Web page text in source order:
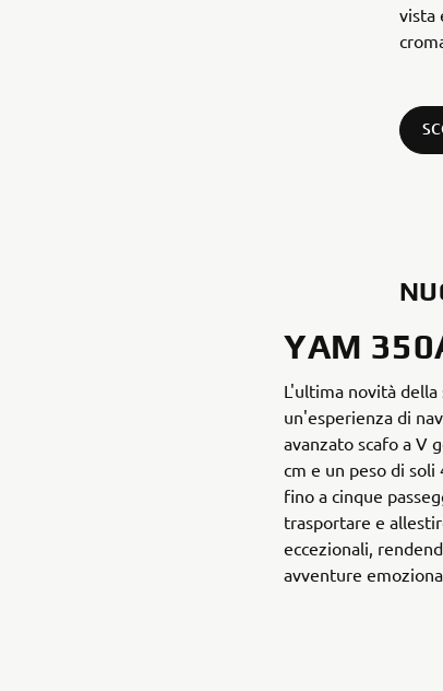
vista
YAM
L'ultima novità
un'esperienza di
avanzato scafo a V
cm e un peso di
fino a cinque
trasportare e
eccezionali,
avventure